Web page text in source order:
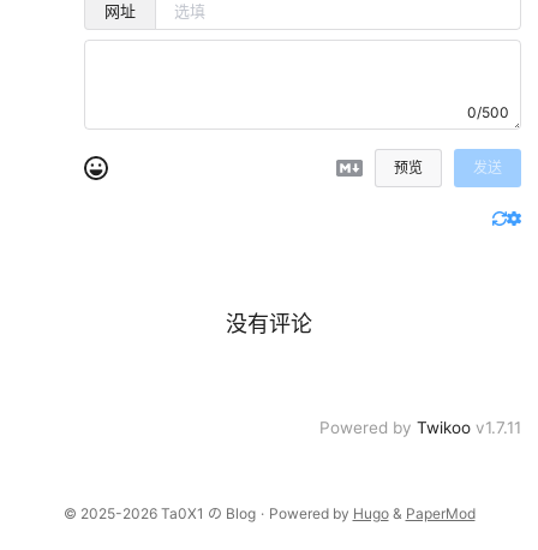
网址
0/500
预览 发送
没有评论
Powered by Twikoo v1.7.11
© 2025-2026 Ta0X1 の Blog · Powered by Hugo& PaperMod